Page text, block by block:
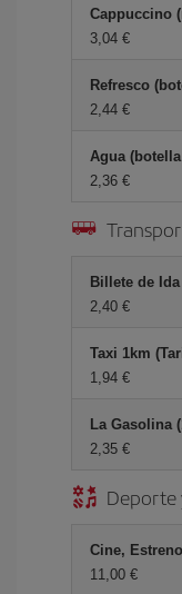
Cappuccino
3,04 €
Refresco
2,44 €
Agua
2,36 €
Billete de
2,40 €
Taxi 1km
1,94 €
La Gasolina
2,35 €
Deporte
Cine,
11,00 €